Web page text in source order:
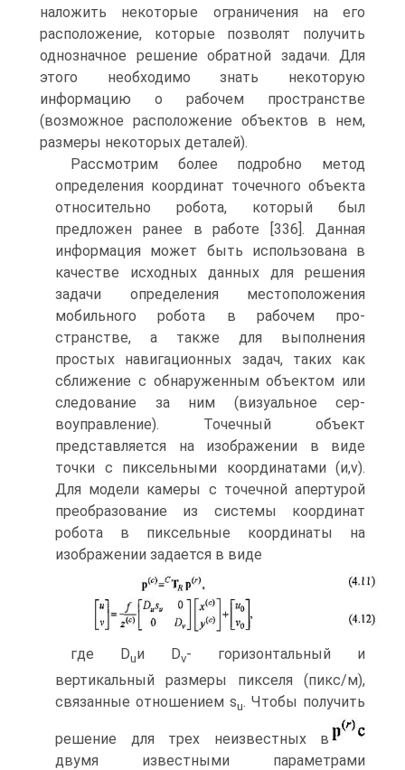
наложить некоторые ограничения на его
расположение, которые позволят получить
однозначное решение обратной за­дачи. Для
этого необходимо знать некоторую
информацию о рабочем пространстве
(возможное расположение объектов в нем,
размеры некоторых деталей).
Рассмотрим более подробно метод
определения координат точечного объек­та
относительно робота, который был
предложен ранее в работе [336]. Данная
информация может быть использована в
качестве исходных данных для реше­ния
задачи определения местоположения
мобильного робота в рабочем про­
странстве, а также для выполнения
простых навигационных задач, таких как
сближение с обнаруженным объектом или
следование за ним (визуальное сер­
воуправление). Точечный объект
представляется на изображении в виде
точки с пиксельными координатами (и,v).
Для модели камеры с точечной апертурой
преобразование из системы координат
робота в пиксельные координаты на
изображении задается в виде
где Duи Dv- горизонтальный и
вертикальный размеры пикселя (пикс/м),
связан­ные отношением su. Чтобы получить
решение для трех неизвестных в
двумя известными параметрами